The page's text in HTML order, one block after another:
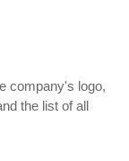
company's logo,
the list of all